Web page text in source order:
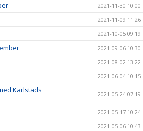
2021-11-30 10:00
2021-11-09 11:26
2021-10-05 09:19
2021-09-06 10:30
2021-08-02 13:22
2021-06-04 10:15
Karlstads
2021-05-24 07:19
2021-05-17 10:24
2021-05-06 10:43